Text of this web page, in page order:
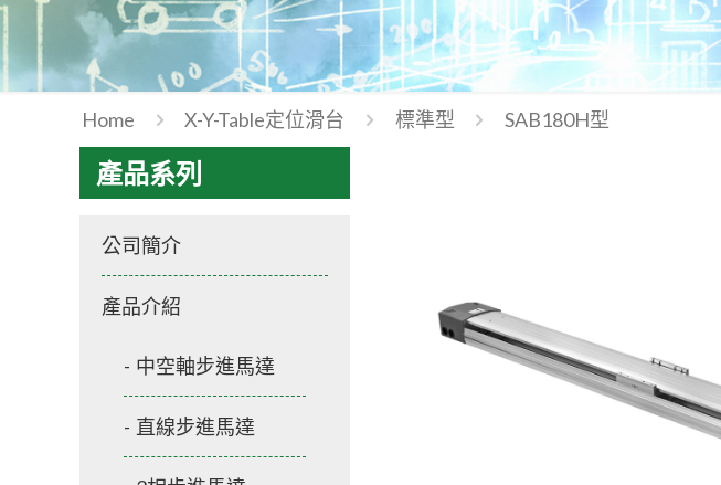
Home X-Y-Table定位滑台 標準型 SAB180H型
產品系列
公司簡介
產品介紹
中空軸步進馬達
直線步進馬達